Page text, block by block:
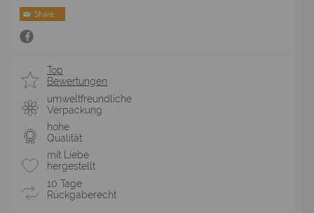
Top
Bewertungen
umweltfreundliche
Verpackung
hohe
Qualität
mit Liebe
hergestellt
10 Tage
Rückgaberecht